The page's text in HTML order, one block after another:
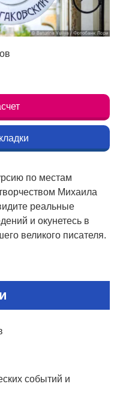
по местам
Михаила
реальные
и окунетесь в
великого писателя.
событий и